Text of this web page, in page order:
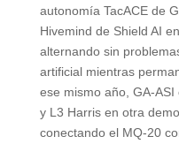
autonomía TacACE de
Hivemind de Shield AI
alternando sin
artificial mientras
ese mismo año, GA-
y L3 Harris en otra
conectando el MQ-20